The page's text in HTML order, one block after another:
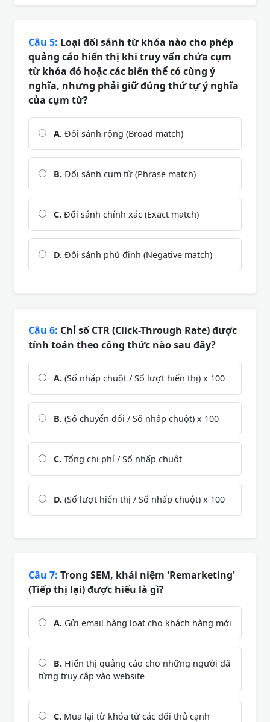
Câu 5: Loại đối sánh từ khóa nào cho phép
quảng cáo hiển thị khi truy vấn chứa cụm
từ khóa đó hoặc các biến thể có cùng ý
nghĩa, nhưng phải giữ đúng thứ tự ý nghĩa
của cụm từ?
A. Đối sánh rộng (Broad match)
B. Đối sánh cụm từ (Phrase match)
C. Đối sánh chính xác (Exact match)
D. Đối sánh phủ định (Negative match)
Câu 6: Chỉ số CTR (Click-Through Rate) được
tính toán theo công thức nào sau đây?
A. (Số nhấp chuột / Số lượt hiển thị) x 100
B. (Số chuyển đổi / Số nhấp chuột) x 100
C. Tổng chi phí / Số nhấp chuột
D. (Số lượt hiển thị / Số nhấp chuột) x 100
Câu 7: Trong SEM, khái niệm 'Remarketing'
(Tiếp thị lại) được hiểu là gì?
A. Gửi email hàng loạt cho khách hàng mới
B. Hiển thị quảng cáo cho những người đã
từng truy cập vào website
C. Mua lại từ khóa từ các đối thủ cạnh